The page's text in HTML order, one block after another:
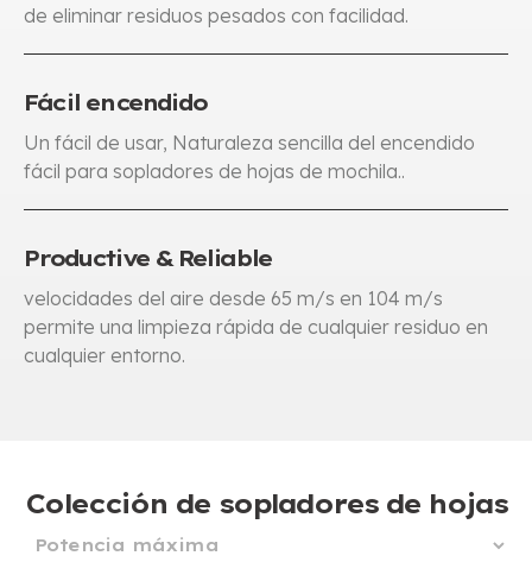
de eliminar residuos pesados ​​con facilidad.
Fácil encendido
Un fácil de usar, Naturaleza sencilla del encendido
fácil para sopladores de hojas de mochila..
Productive & Reliable
velocidades del aire desde 65 m/s en 104 m/s
permite una limpieza rápida de cualquier residuo en
cualquier entorno.
Colección de sopladores de hojas